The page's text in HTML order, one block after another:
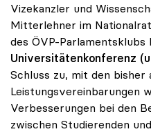
Vizekanzler und
Mitterlehner im
des ÖVP-
Universitätenkonferenz
Schluss zu, mit den bisher
Leistungsvereinbarungen
Verbesserungen bei den
zwischen Studierenden